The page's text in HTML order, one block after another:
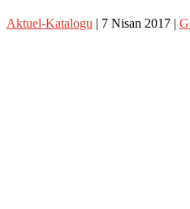
Aktuel-Katalogu | 7 Nisan 2017 |